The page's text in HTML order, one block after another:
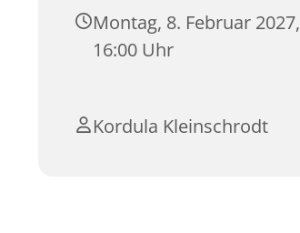
Montag, 8. Februar 2027,
16:00 Uhr
Kordula Kleinschrodt